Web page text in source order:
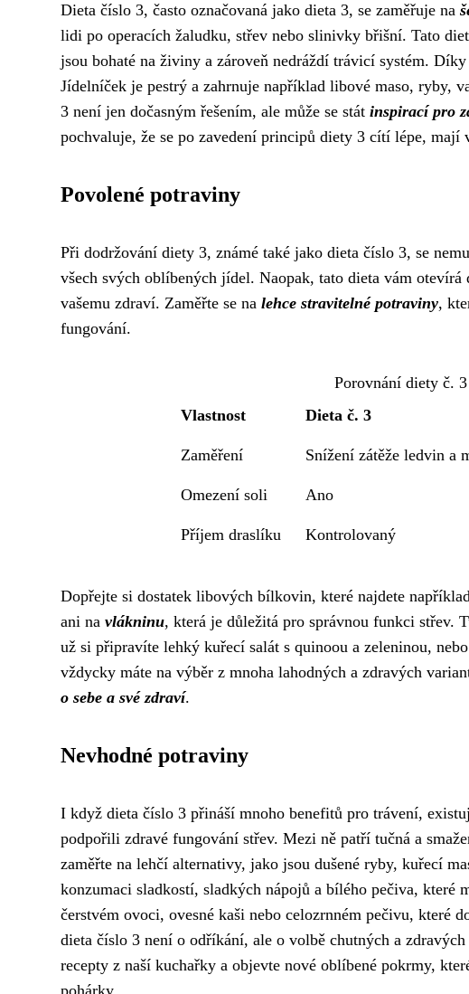
Dieta číslo 3, často označovaná jako dieta 3, se zaměřuje na
lidi po operacích žaludku, střev nebo slinivky břišní. Tato
jsou bohaté na živiny a zároveň nedráždí trávicí systém.
Jídelníček je pestrý a zahrnuje například libové maso, ryby,
3 není jen dočasným řešením, ale může se stát inspirací pro
pochvaluje, že se po zavedení principů diety 3 cítí lépe,
Povolené potraviny
Při dodržování diety 3, známé také jako dieta číslo 3, se
všech svých oblíbených jídel. Naopak, tato dieta vám otevírá
vašemu zdraví. Zaměřte se na lehce stravitelné potraviny,
fungování.
Porovnání diety č.
Vlastnost
Dieta č. 3
Zaměření Snížení zátěže ledvin a
Omezení soli Ano
Příjem draslíku Kontrolovaný
Dopřejte si dostatek libových bílkovin, které najdete
ani na vlákninu, která je důležitá pro správnou funkci střev.
už si připravíte lehký kuřecí salát s quinoou a zeleninou,
vždycky máte na výběr z mnoha lahodných a zdravých
o sebe a své zdraví.
Nevhodné potraviny
I když dieta číslo 3 přináší mnoho benefitů pro trávení,
podpořili zdravé fungování střev. Mezi ně patří tučná a
zaměřte na lehčí alternativy, jako jsou dušené ryby, kuřecí
konzumaci sladkostí, sladkých nápojů a bílého pečiva, které
čerstvém ovoci, ovesné kaši nebo celozrnném pečivu, které
dieta číslo 3 není o odříkání, ale o volbě chutných a
recepty z naší kuchařky a objevte nové oblíbené pokrmy,
pohárky.